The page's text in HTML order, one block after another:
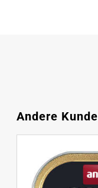
Produktgalerie
Andere